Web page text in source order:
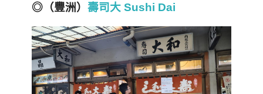
◎（豐洲） 壽司大 Sushi Dai